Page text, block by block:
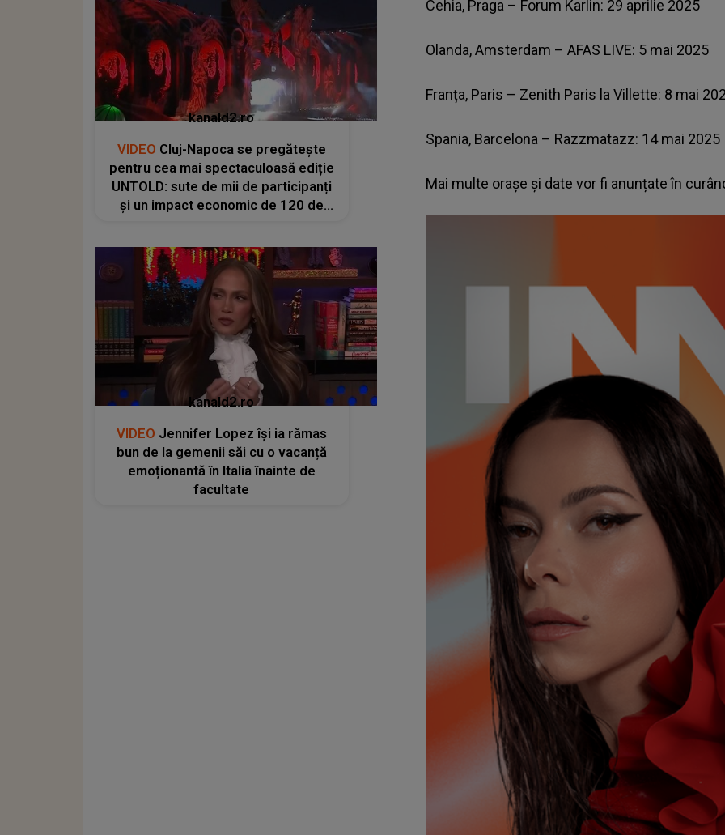
Cehia, Praga – Forum Karlin: 29 aprilie 2025
Olanda, Amsterdam – AFAS LIVE: 5 mai 2025
Franța, Paris – Zenith Paris la Villette: 8 mai
Spania, Barcelona – Razzmatazz: 14 mai 2025
Mai multe orașe și date vor fi anunțate în
kanald2.ro
VIDEO Cluj-Napoca se pregătește
pentru cea mai spectaculoasă ediție
UNTOLD: sute de mii de participanți
și un impact economic de 120 de
kanald2.ro
VIDEO Jennifer Lopez își ia rămas
bun de la gemenii săi cu o vacanță
emoționantă în Italia înainte de
facultate